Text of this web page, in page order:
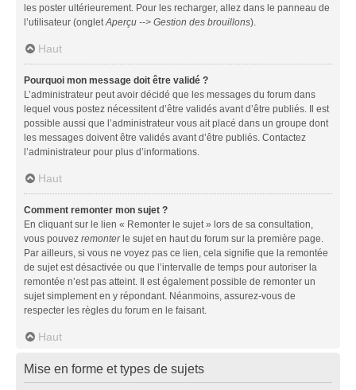
les poster ultérieurement. Pour les recharger, allez dans le panneau de
l’utilisateur (ongletAperçu --> Gestion des brouillons).
Haut
Pourquoi mon message doit être validé ?
L’administrateur peut avoir décidé que les messages du forum dans
lequel vous postez nécessitent d’être validés avant d’être publiés. Il est
possible aussi que l’administrateur vous ait placé dans un groupe dont
les messages doivent être validés avant d’être publiés. Contactez
l’administrateur pour plus d’informations.
Haut
Comment remonter mon sujet ?
En cliquant sur le lien « Remonter le sujet » lors de sa consultation,
vous pouvez remonterle sujet en haut du forum sur la première page.
Par ailleurs, si vous ne voyez pas ce lien, cela signifie que la remontée
de sujet est désactivée ou que l’intervalle de temps pour autoriser la
remontée n’est pas atteint. Il est également possible de remonter un
sujet simplement en y répondant. Néanmoins, assurez-vous de
respecter les règles du forum en le faisant.
Haut
Mise en forme et types de sujets